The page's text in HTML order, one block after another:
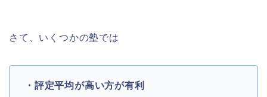
さて、いくつかの塾では
・評定平均が高い方が有利